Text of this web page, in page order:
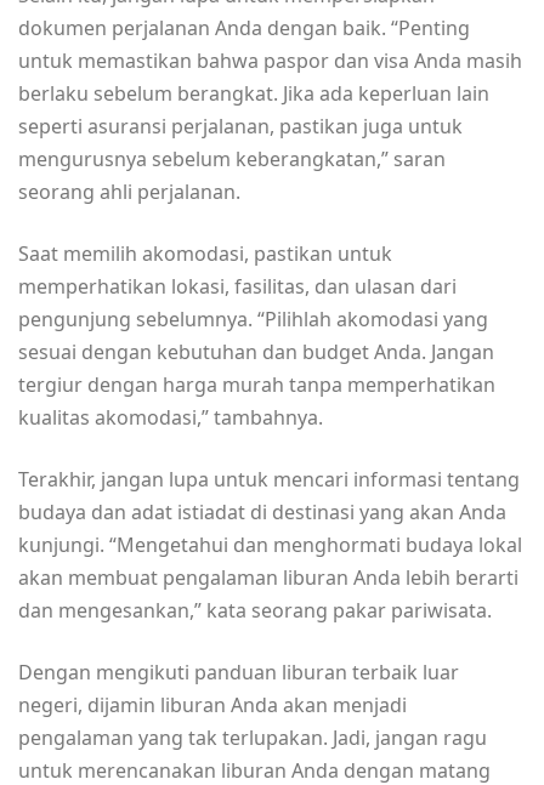
dokumen perjalanan Anda dengan baik. “Penting
untuk memastikan bahwa paspor dan visa Anda masih
berlaku sebelum berangkat. Jika ada keperluan lain
seperti asuransi perjalanan, pastikan juga untuk
mengurusnya sebelum keberangkatan,” saran
seorang ahli perjalanan.
Saat memilih akomodasi, pastikan untuk
memperhatikan lokasi, fasilitas, dan ulasan dari
pengunjung sebelumnya. “Pilihlah akomodasi yang
sesuai dengan kebutuhan dan budget Anda. Jangan
tergiur dengan harga murah tanpa memperhatikan
kualitas akomodasi,” tambahnya.
Terakhir, jangan lupa untuk mencari informasi tentang
budaya dan adat istiadat di destinasi yang akan Anda
kunjungi. “Mengetahui dan menghormati budaya lokal
akan membuat pengalaman liburan Anda lebih berarti
dan mengesankan,” kata seorang pakar pariwisata.
Dengan mengikuti panduan liburan terbaik luar
negeri, dijamin liburan Anda akan menjadi
pengalaman yang tak terlupakan. Jadi, jangan ragu
untuk merencanakan liburan Anda dengan matang